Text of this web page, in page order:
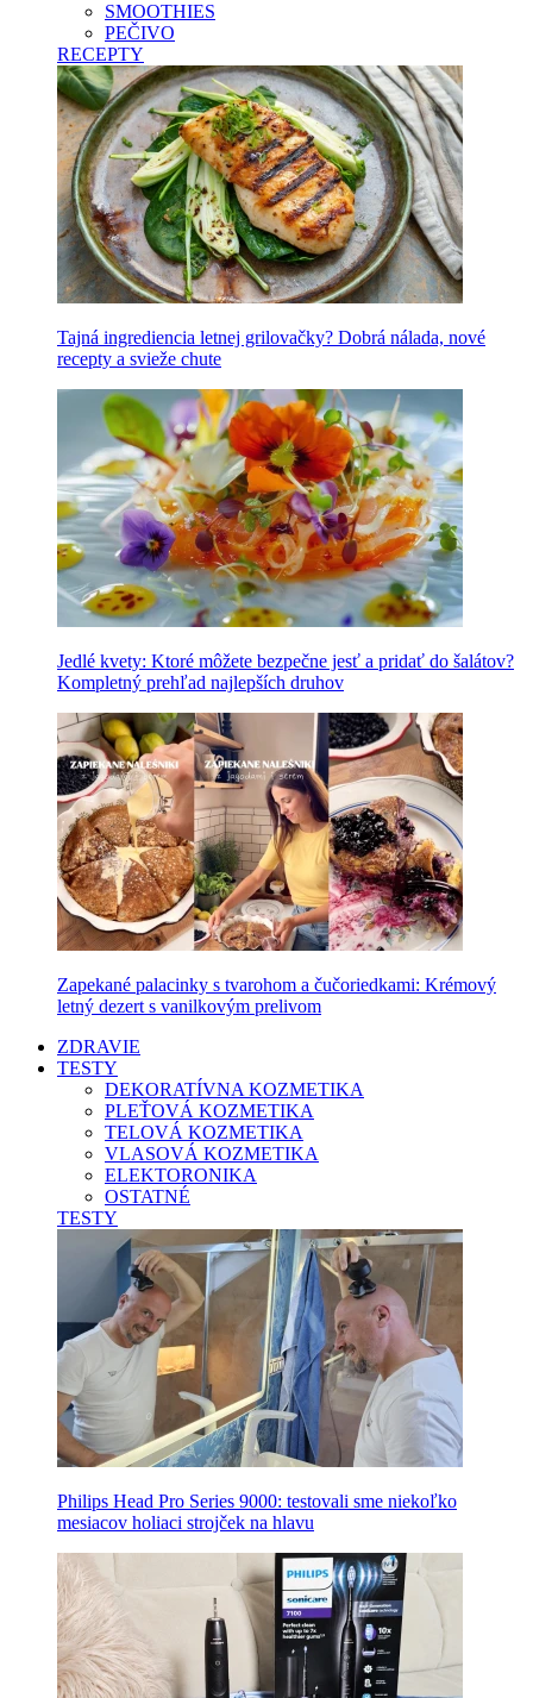
SMOOTHIES
PEČIVO
RECEPTY
Tajná ingrediencia letnej grilovačky? Dobrá nálada, nové
recepty a svieže chute
Jedlé kvety: Ktoré môžete bezpečne jesť a pridať do šalátov?
Kompletný prehľad najlepších druhov
Zapekané palacinky s tvarohom a čučoriedkami: Krémový
letný dezert s vanilkovým prelivom
ZDRAVIE
TESTY
DEKORATÍVNA KOZMETIKA
PLEŤOVÁ KOZMETIKA
TELOVÁ KOZMETIKA
VLASOVÁ KOZMETIKA
ELEKTORONIKA
OSTATNÉ
TESTY
Philips Head Pro Series 9000: testovali sme niekoľko
mesiacov holiaci strojček na hlavu